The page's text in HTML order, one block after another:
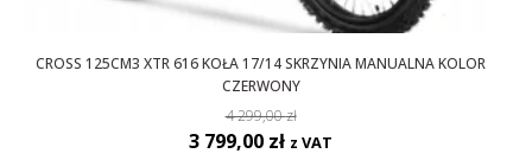
CROSS 125CM3 XTR 616 KOŁA 17/14 SKRZYNIA MANUALNA KOLOR
CZERWONY
4 299,00zł
Pierwotna
3 799,00 złAktualna
z VAT